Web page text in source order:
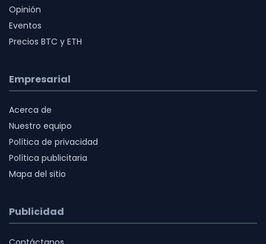
Opinión
Eventos
Precios BTC y ETH
Empresarial
Acerca de
Nuestro equipo
Política de privacidad
Política publicitaria
Mapa del sitio
Publicidad